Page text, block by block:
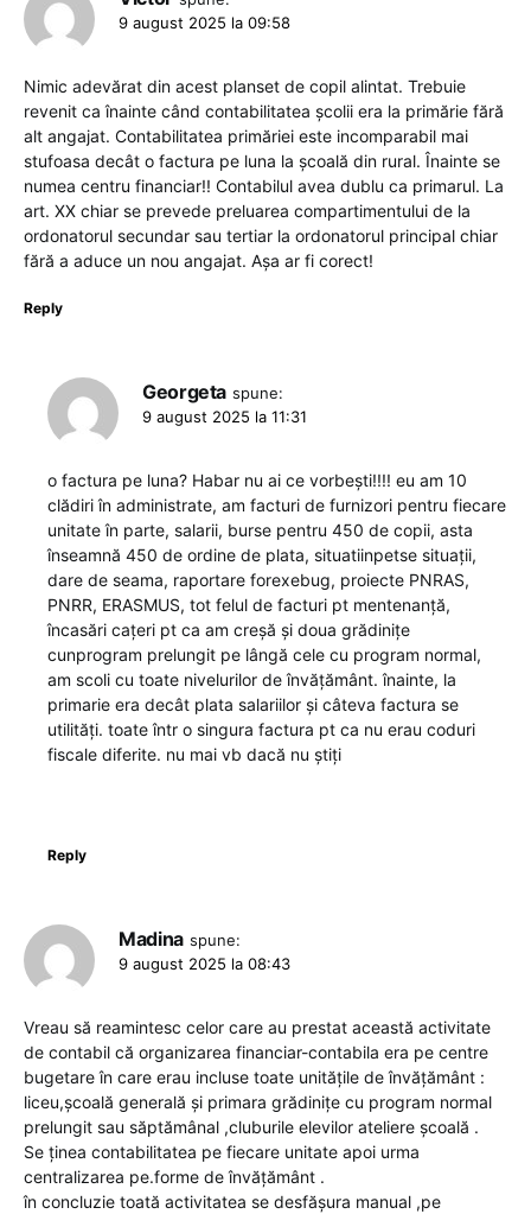
9 august 2025 la 09:58
Nimic adevărat din acest planset de copil alintat. Trebuie
revenit ca înainte când contabilitatea școlii era la primărie fără
alt angajat. Contabilitatea primăriei este incomparabil mai
stufoasa decât o factura pe luna la școală din rural. Înainte se
numea centru financiar!! Contabilul avea dublu ca primarul. La
art. XX chiar se prevede preluarea compartimentului de la
ordonatorul secundar sau tertiar la ordonatorul principal chiar
fără a aduce un nou angajat. Așa ar fi corect!
Reply
Georgeta spune:
9 august 2025 la 11:31
o factura pe luna? Habar nu ai ce vorbești!!!! eu am 10
clădiri în administrate, am facturi de furnizori pentru fiecare
unitate în parte, salarii, burse pentru 450 de copii, asta
înseamnă 450 de ordine de plata, situatiinpetse situații,
dare de seama, raportare forexebug, proiecte PNRAS,
PNRR, ERASMUS, tot felul de facturi pt mentenanță,
încasări cațeri pt ca am creșă și doua grădinițe
cunprogram prelungit pe lângă cele cu program normal,
am scoli cu toate nivelurilor de învățământ. înainte, la
primarie era decât plata salariilor și câteva factura se
utilități. toate într o singura factura pt ca nu erau coduri
fiscale diferite. nu mai vb dacă nu știți
Reply
Madina spune:
9 august 2025 la 08:43
Vreau să reamintesc celor care au prestat această activitate
de contabil că organizarea financiar-contabila era pe centre
bugetare în care erau incluse toate unitățile de învățământ :
liceu,școală generală și primara grădinițe cu program normal
prelungit sau săptămânal ,cluburile elevilor ateliere școală .
Se ținea contabilitatea pe fiecare unitate apoi urma
centralizarea pe.forme de învățământ .
în concluzie toată activitatea se desfășura manual ,pe